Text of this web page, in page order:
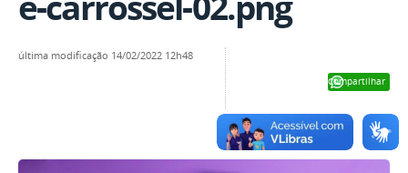
Compartilhar
última modificação 14/02/2022 12h48